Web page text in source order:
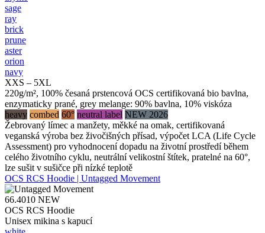
sage
ray
brick
prune
aster
orion
navy
XXS – 5XL
220g/m², 100% česaná prstencová OCS certifikovaná bio bavlna,
enzymaticky prané, grey melange: 90% bavlna, 10% viskóza
heavy combed 60° neutral label NEW 2026
Žebrovaný límec a manžety, měkké na omak, certifikovaná
veganská výroba bez živočišných přísad, výpočet LCA (Life Cycle
Assessment) pro vyhodnocení dopadu na životní prostředí během
celého životního cyklu, neutrální velikostní štítek, pratelné na 60°,
lze sušit v sušičce při nízké teplotě
OCS RCS Hoodie | Untagged Movement
66.4010 NEW
OCS RCS Hoodie
Unisex mikina s kapucí